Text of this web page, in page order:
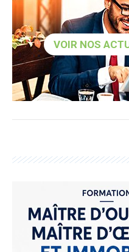
VOIR NOS